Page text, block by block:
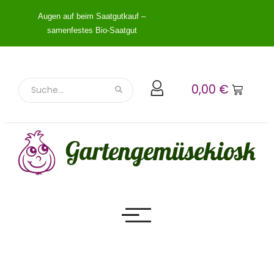
Augen auf beim Saatgutkauf –
samenfestes Bio-Saatgut
0,00 €